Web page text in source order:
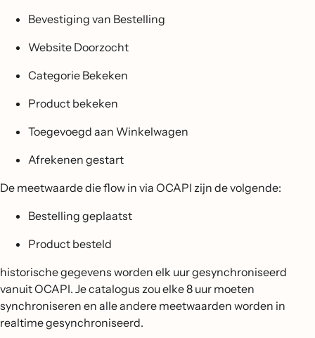
Bevestiging van Bestelling
Website Doorzocht
Categorie Bekeken
Product bekeken
Toegevoegd aan Winkelwagen
Afrekenen gestart
De meetwaarde die flow in via OCAPI zijn de volgende:
Bestelling geplaatst
Product besteld
historische gegevens worden elk uur gesynchroniseerd
vanuit OCAPI. Je catalogus zou elke 8 uur moeten
synchroniseren en alle andere meetwaarden worden in
realtime gesynchroniseerd.